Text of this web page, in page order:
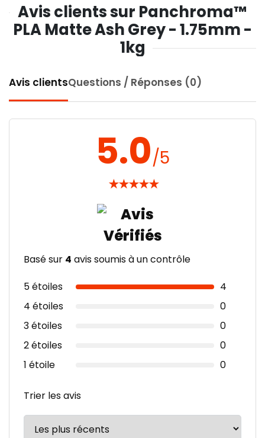
Avis clients sur Panchroma™
PLA Matte Ash Grey - 1.75mm -
1kg
Avis clientsQuestions / Réponses (0)
5.0/5
★★★★★
Basé sur 4 avis soumis à un contrôle
5 étoiles
4
4 étoiles
0
3 étoiles
0
2 étoiles
0
1 étoile
0
Trier les avis